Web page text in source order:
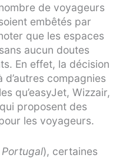
de voyageurs
embêtés par
que les espaces
aucun doutes
En effet, la décision
compagnies
qu’easyJet, Wizzair,
proposent des
les voyageurs.
), certaines